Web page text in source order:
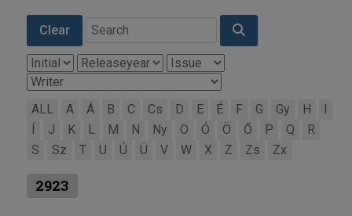
Clear
ALL A Á B C Cs D E É F G Gy H
J K L M N Ny O Ó Ö Ő P Q
R
S
Sz T U Ú Ü V W X Z Zs Zx
2923